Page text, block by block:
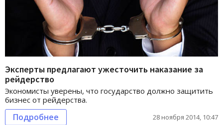
Эксперты предлагают ужесточить наказание за
рейдерство
Экономисты уверены, что государство должно защитить
бизнес от рейдерства.
Подробнее 28 ноября 2014, 10:47